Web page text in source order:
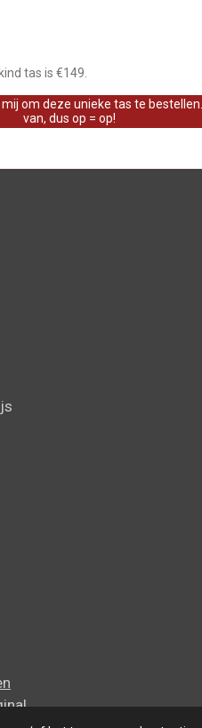
tas is €149.
om deze unieke tas te
van, dus op = op!